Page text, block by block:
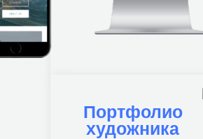
Портфолио
художника